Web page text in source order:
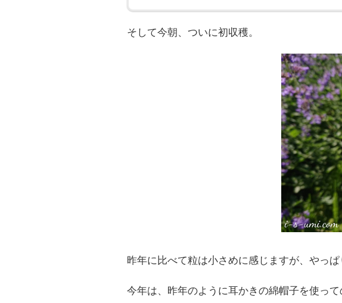
そして今朝、ついに初収穫。
昨年に比べて粒は小さめに感じますが、やっぱ
今年は、昨年のように耳かきの綿帽子を使っ